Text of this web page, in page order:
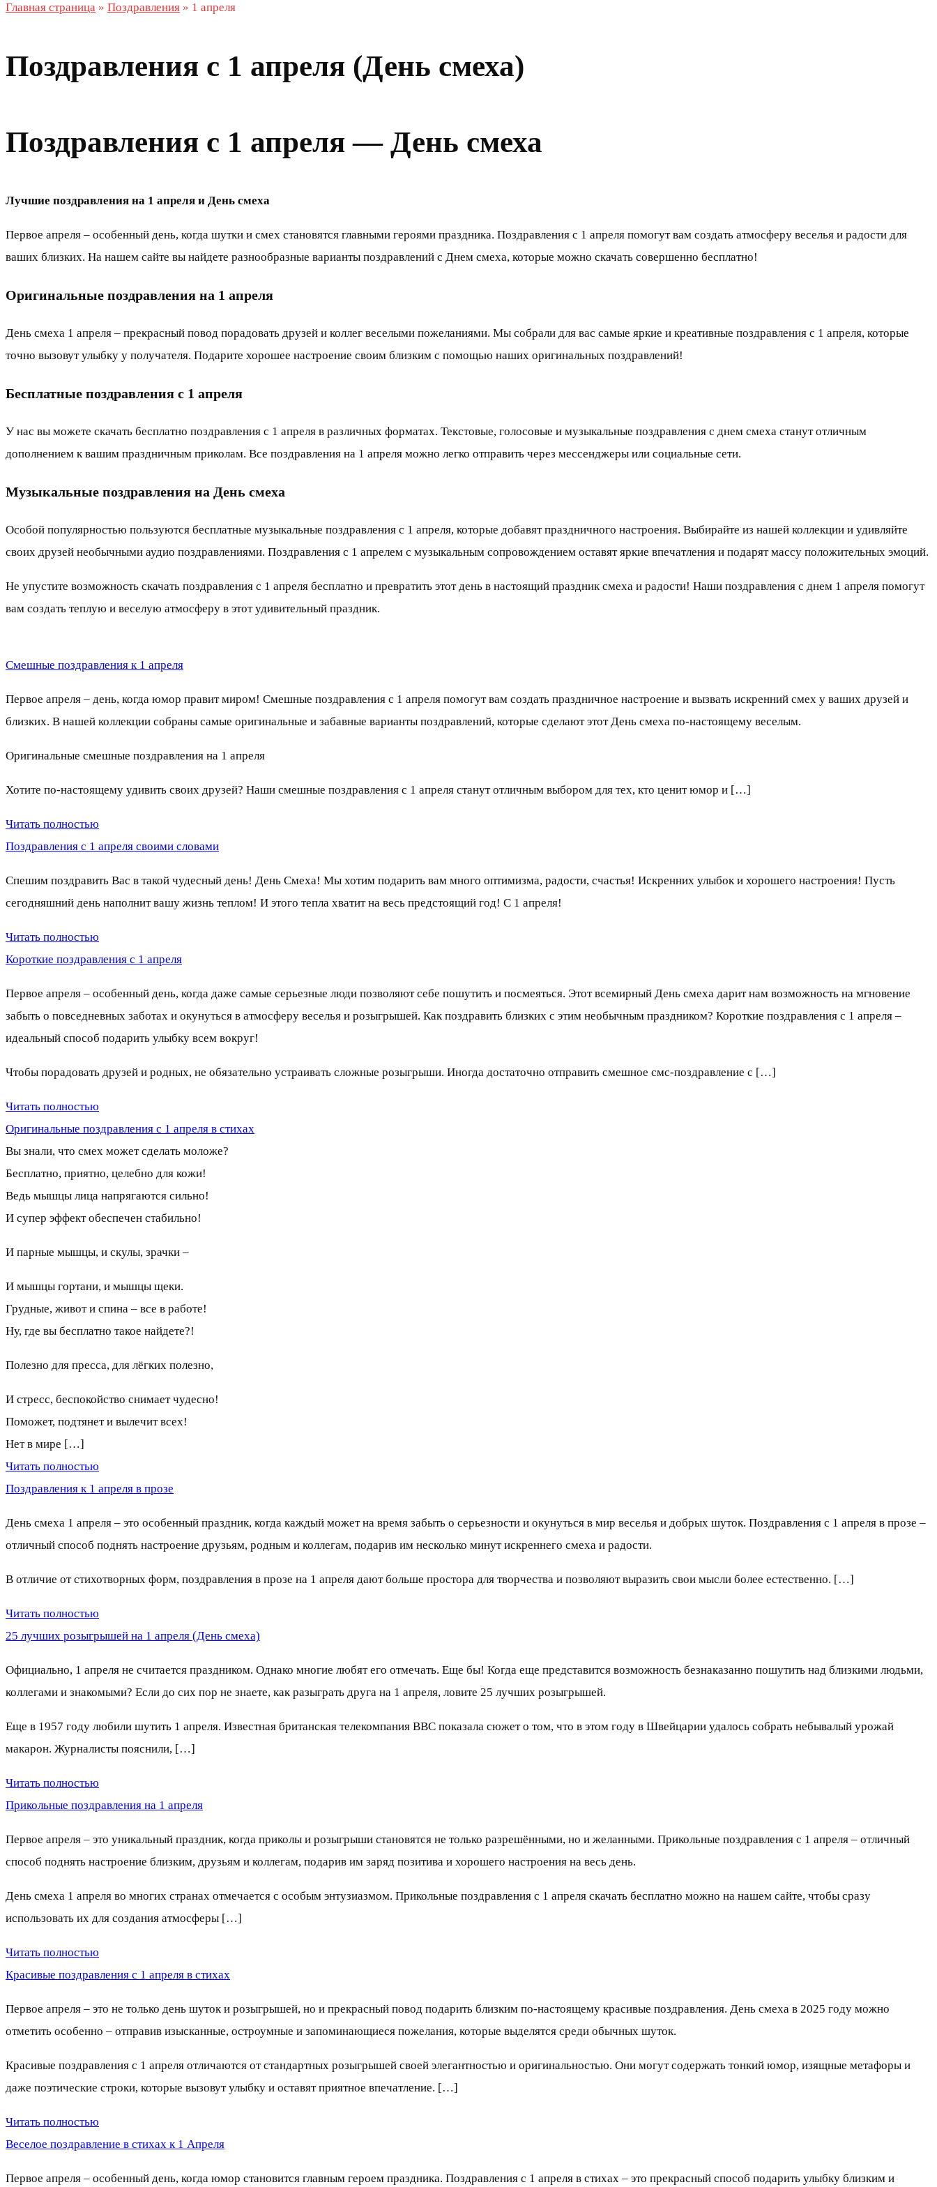
Главная страница » Поздравления » 1 апреля
Поздравления с 1 апреля (День смеха)
Поздравления с 1 апреля — День смеха
Лучшие поздравления на 1 апреля и День смеха
Первое апреля – особенный день, когда шутки и смех становятся главными героями праздника. Поздравления с 1 апреля помогут вам создать атмосферу веселья и радости для
ваших близких. На нашем сайте вы найдете разнообразные варианты поздравлений с Днем смеха, которые можно скачать совершенно бесплатно!
Оригинальные поздравления на 1 апреля
День смеха 1 апреля – прекрасный повод порадовать друзей и коллег веселыми пожеланиями. Мы собрали для вас самые яркие и креативные поздравления с 1 апреля, которые
точно вызовут улыбку у получателя. Подарите хорошее настроение своим близким с помощью наших оригинальных поздравлений!
Бесплатные поздравления с 1 апреля
У нас вы можете скачать бесплатно поздравления с 1 апреля в различных форматах. Текстовые, голосовые и музыкальные поздравления с днем смеха станут отличным
дополнением к вашим праздничным приколам. Все поздравления на 1 апреля можно легко отправить через мессенджеры или социальные сети.
Музыкальные поздравления на День смеха
Особой популярностью пользуются бесплатные музыкальные поздравления с 1 апреля, которые добавят праздничного настроения. Выбирайте из нашей коллекции и удивляйте
своих друзей необычными аудио поздравлениями. Поздравления с 1 апрелем с музыкальным сопровождением оставят яркие впечатления и подарят массу положительных эмоций.
Не упустите возможность скачать поздравления с 1 апреля бесплатно и превратить этот день в настоящий праздник смеха и радости! Наши поздравления с днем 1 апреля помогут
вам создать теплую и веселую атмосферу в этот удивительный праздник.
Смешные поздравления к 1 апреля
Первое апреля – день, когда юмор правит миром! Смешные поздравления с 1 апреля помогут вам создать праздничное настроение и вызвать искренний смех у ваших друзей и
близких. В нашей коллекции собраны самые оригинальные и забавные варианты поздравлений, которые сделают этот День смеха по-настоящему веселым.
Оригинальные смешные поздравления на 1 апреля
Хотите по-настоящему удивить своих друзей? Наши смешные поздравления с 1 апреля станут отличным выбором для тех, кто ценит юмор и […]
Читать полностью
Поздравления с 1 апреля своими словами
Спешим поздравить Вас в такой чудесный день! День Смеха! Мы хотим подарить вам много оптимизма, радости, счастья! Искренних улыбок и хорошего настроения! Пусть
сегодняшний день наполнит вашу жизнь теплом! И этого тепла хватит на весь предстоящий год! С 1 апреля!
Читать полностью
Короткие поздравления с 1 апреля
Первое апреля – особенный день, когда даже самые серьезные люди позволяют себе пошутить и посмеяться. Этот всемирный День смеха дарит нам возможность на мгновение
забыть о повседневных заботах и окунуться в атмосферу веселья и розыгрышей. Как поздравить близких с этим необычным праздником? Короткие поздравления с 1 апреля –
идеальный способ подарить улыбку всем вокруг!
Чтобы порадовать друзей и родных, не обязательно устраивать сложные розыгрыши. Иногда достаточно отправить смешное смс-поздравление с […]
Читать полностью
Оригинальные поздравления с 1 апреля в стихах
Вы знали, что смех может сделать моложе?
Бесплатно, приятно, целебно для кожи!
Ведь мышцы лица напрягаются сильно!
И супер эффект обеспечен стабильно!
И парные мышцы, и скулы, зрачки –
И мышцы гортани, и мышцы щеки.
Грудные, живот и спина – все в работе!
Ну, где вы бесплатно такое найдете?!
Полезно для пресса, для лёгких полезно,
И стресс, беспокойство снимает чудесно!
Поможет, подтянет и вылечит всех!
Нет в мире […]
Читать полностью
Поздравления к 1 апреля в прозе
День смеха 1 апреля – это особенный праздник, когда каждый может на время забыть о серьезности и окунуться в мир веселья и добрых шуток. Поздравления с 1 апреля в прозе –
отличный способ поднять настроение друзьям, родным и коллегам, подарив им несколько минут искреннего смеха и радости.
В отличие от стихотворных форм, поздравления в прозе на 1 апреля дают больше простора для творчества и позволяют выразить свои мысли более естественно. […]
Читать полностью
25 лучших розыгрышей на 1 апреля (День смеха)
Официально, 1 апреля не считается праздником. Однако многие любят его отмечать. Еще бы! Когда еще представится возможность безнаказанно пошутить над близкими людьми,
коллегами и знакомыми? Если до сих пор не знаете, как разыграть друга на 1 апреля, ловите 25 лучших розыгрышей.
Еще в 1957 году любили шутить 1 апреля. Известная британская телекомпания ВВС показала сюжет о том, что в этом году в Швейцарии удалось собрать небывалый урожай
макарон. Журналисты пояснили, […]
Читать полностью
Прикольные поздравления на 1 апреля
Первое апреля – это уникальный праздник, когда приколы и розыгрыши становятся не только разрешёнными, но и желанными. Прикольные поздравления с 1 апреля – отличный
способ поднять настроение близким, друзьям и коллегам, подарив им заряд позитива и хорошего настроения на весь день.
День смеха 1 апреля во многих странах отмечается с особым энтузиазмом. Прикольные поздравления с 1 апреля скачать бесплатно можно на нашем сайте, чтобы сразу
использовать их для создания атмосферы […]
Читать полностью
Красивые поздравления с 1 апреля в стихах
Первое апреля – это не только день шуток и розыгрышей, но и прекрасный повод подарить близким по-настоящему красивые поздравления. День смеха в 2025 году можно
отметить особенно – отправив изысканные, остроумные и запоминающиеся пожелания, которые выделятся среди обычных шуток.
Красивые поздравления с 1 апреля отличаются от стандартных розыгрышей своей элегантностью и оригинальностью. Они могут содержать тонкий юмор, изящные метафоры и
даже поэтические строки, которые вызовут улыбку и оставят приятное впечатление. […]
Читать полностью
Веселое поздравление в стихах к 1 Апреля
Первое апреля – особенный день, когда юмор становится главным героем праздника. Поздравления с 1 апреля в стихах – это прекрасный способ подарить улыбку близким и